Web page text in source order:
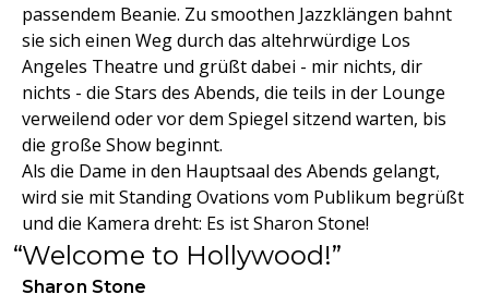
passendem Beanie. Zu smoothen Jazzklängen bahnt
sie sich einen Weg durch das altehrwürdige Los
Angeles Theatre und grüßt dabei - mir nichts, dir
nichts - die Stars des Abends, die teils in der Lounge
verweilend oder vor dem Spiegel sitzend warten, bis
die große Show beginnt.
Als die Dame in den Hauptsaal des Abends gelangt,
wird sie mit Standing Ovations vom Publikum begrüßt
und die Kamera dreht: Es ist Sharon Stone!
Welcome to Hollywood!
Sharon Stone